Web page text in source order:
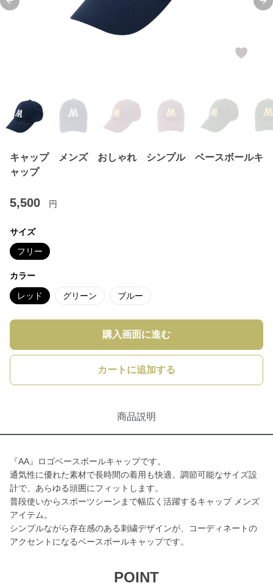
Previous slide
キャップ メンズ おしゃれ シンプル ベースボールキ
ャップ
5,500 円
サイズ
フリー
カラー
レッド グリーン ブルー
購入画面に進む
カートに追加する
商品説明
『AA』ロゴベースボールキャップです。
通気性に優れた素材で長時間の着用も快適。調節可能なサイズ設
計で、あらゆる頭囲にフィットします。
普段使いからスポーツシーンまで幅広く活躍するキャップ メンズ
アイテム。
シンプルながら存在感のある刺繍デザインが、コーディネートの
アクセントになるベースボールキャップです。
POINT